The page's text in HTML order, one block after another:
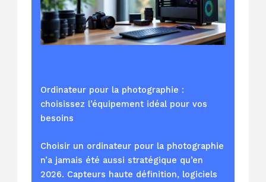
Ordinateur pour la photographie :
choisissez l’équipement idéal pour vos
besoins
Choisir un ordinateur pour la photographie
n’a jamais été aussi stratégique qu’en
2026. Capteurs haute définition, logiciels